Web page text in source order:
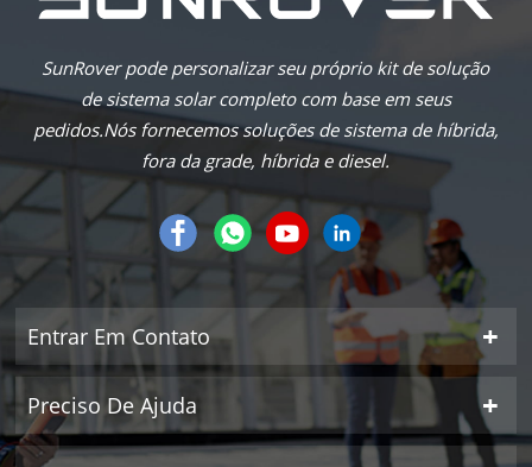
SunRover pode personalizar seu próprio kit de solução
de sistema solar completo com base em seus
pedidos.Nós fornecemos soluções de sistema de híbrida,
fora da grade, híbrida e diesel.
Entrar Em Contato
Preciso De Ajuda